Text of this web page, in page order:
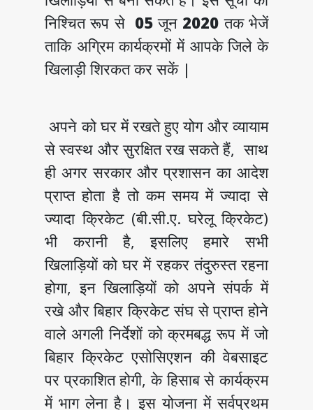
निश्चित रूप से 05 जून 2020 तक भेजें
ताकि अग्रिम कार्यक्रमों में आपके जिले के
खिलाड़ी शिरकत कर सकें |
अपने को घर में रखते हुए योग और व्यायाम
से स्वस्थ और सुरक्षित रख सकते हैं, साथ
ही अगर सरकार और प्रशासन का आदेश
प्राप्त होता है तो कम समय में ज्यादा से
ज्यादा क्रिकेट (बी.सी.ए. घरेलू क्रिकेट)
भी करानी है, इसलिए हमारे सभी
खिलाड़ियों को घर में रहकर तंदुरुस्त रहना
होगा, इन खिलाड़ियों को अपने संपर्क में
रखे और बिहार क्रिकेट संघ से प्राप्त होने
वाले अगली निर्देशों को क्रमबद्ध रूप में जो
बिहार क्रिकेट एसोसिएशन की वेबसाइट
पर प्रकाशित होगी, के हिसाब से कार्यक्रम
में भाग लेना है। इस योजना में सर्वप्रथम